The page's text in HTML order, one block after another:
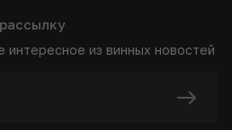
интересное из винных новостей